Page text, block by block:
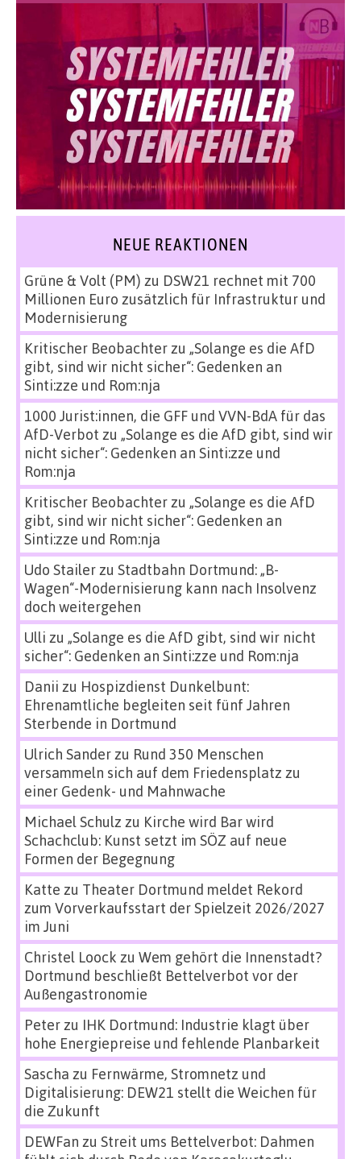
NEUE REAKTIONEN
Grüne & Volt (PM) zu DSW21 rechnet mit 700
Millionen Euro zusätzlich für Infrastruktur und
Modernisierung
Kritischer Beobachterzu „Solange es die AfD
gibt, sind wir nicht sicher“: Gedenken an
Sinti:zze und Rom:nja
1000 Jurist:innen, die GFF und VVN-BdA für das
AfD-Verbot zu „Solange es die AfD gibt, sind wir
nicht sicher“: Gedenken an Sinti:zze und
Rom:nja
Kritischer Beobachterzu „Solange es die AfD
gibt, sind wir nicht sicher“: Gedenken an
Sinti:zze und Rom:nja
Udo Stailerzu Stadtbahn Dortmund: „B-
Wagen“-Modernisierung kann nach Insolvenz
doch weitergehen
Ulli zu „Solange es die AfD gibt, sind wir nicht
sicher“: Gedenken an Sinti:zze und Rom:nja
Danii zu Hospizdienst Dunkelbunt:
Ehrenamtliche begleiten seit fünf Jahren
Sterbende in Dortmund
Ulrich Sanderzu Rund 350 Menschen
versammeln sich auf dem Friedensplatz zu
einer Gedenk- und Mahnwache
Michael Schulz zu Kirche wird Bar wird
Schachclub: Kunst setzt im SÖZ auf neue
Formen der Begegnung
Katte zu Theater Dortmund meldet Rekord
zum Vorverkaufsstart der Spielzeit 2026/2027
im Juni
Christel Loock zu Wem gehört die Innenstadt?
Dortmund beschließt Bettelverbot vor der
Außengastronomie
Peterzu IHK Dortmund: Industrie klagt über
hohe Energiepreise und fehlende Planbarkeit
Sascha zu Fernwärme, Stromnetz und
Digitalisierung: DEW21 stellt die Weichen für
die Zukunft
DEWFan zu Streit ums Bettelverbot: Dahmen